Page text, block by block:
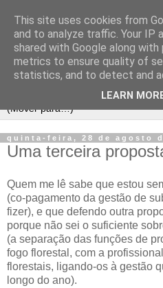
quinta-feira, 28 de agosto
Uma terceira
Quem me lê sabe que estou
(co-pagamento da gestão de
fizer), e que defendo outra
porque não sei o suficiente
(a separação das funções de
fogo florestal, com a
florestais, ligando-os à gestão
longo do ano).
This site uses cookies from
and to analyze traffic. Your IP
shared with Google along
metrics to ensure quality of
statistics, and to detect and
LEARN